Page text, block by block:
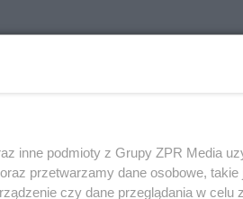
inne podmioty z Grupy ZPR Media
przetwarzamy dane osobowe, takie
czy dane przeglądania w celu